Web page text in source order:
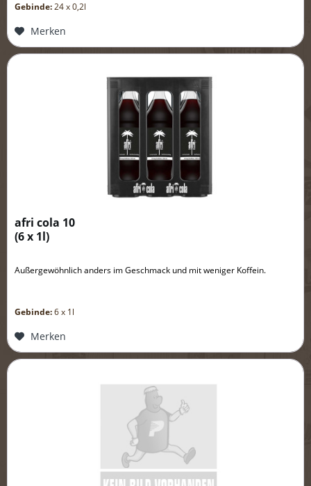
Gebinde:24 x 0,2l
Merken
afri cola 10
(6 x 1l)
Außergewöhnlich anders im Geschmack und mit weniger Koffein.
Gebinde:6 x 1l
Merken